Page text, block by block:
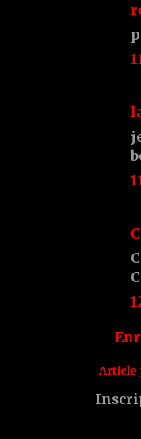
Article